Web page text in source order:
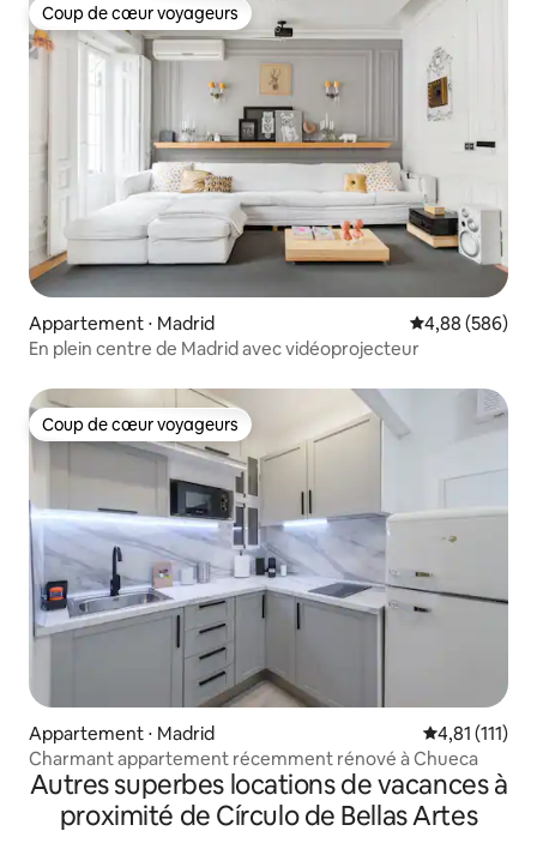
Coup de cœur voyageurs
Coup de cœur voyageurs
Appartement ⋅ Madrid Évaluation
4,88 (586)
En plein centre de Madrid avec vidéoprojecteur
Coup de cœur voyageurs
Coup de cœur voyageurs
Appartement ⋅ Madrid Évaluation
4,81 (111)
Charmant appartement récemment rénové à Chueca
Autres superbes locations de vacances à
proximité de Círculo de Bellas Artes